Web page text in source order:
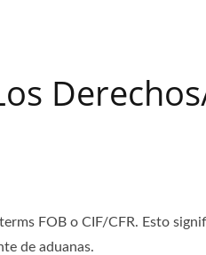
FOB o CIF/CFR. Esto
de aduanas.